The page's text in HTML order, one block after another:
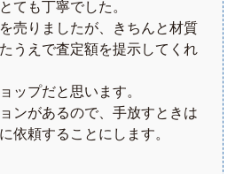
ても丁寧でした。
売りましたが、きちんと材質
うえで査定額を提示してくれ
ップだと思います。
ンがあるので、手放すときは
依頼することにします。